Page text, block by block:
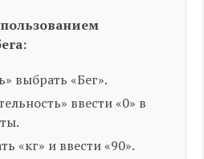
выбрать «Бег».
ввести «0» в
«кг» и ввести «90».